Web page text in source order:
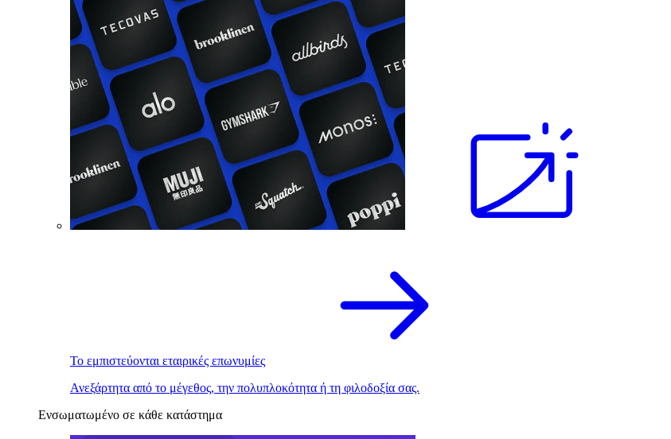
Το εμπιστεύονται εταιρικές επωνυμίες
Ανεξάρτητα από το μέγεθος, την πολυπλοκότητα ή τη φιλοδοξία σας.
Ενσωματωμένο σε κάθε κατάστημα